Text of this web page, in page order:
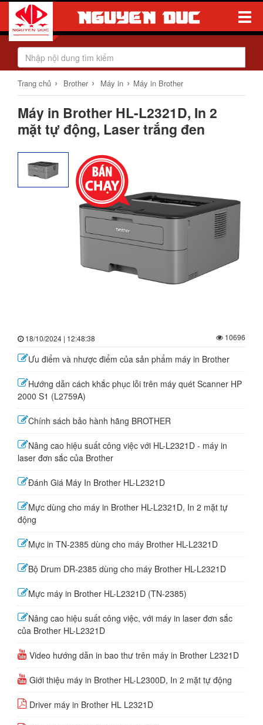
Toggle
Trang chủ › Brother › Máy in › Máy in Brother
Máy in Brother HL-L2321D, In 2
mặt tự động, Laser trắng đen
18/10/2024 | 12:48:38 10696
Ưu điểm và nhược điểm của sản phẩm máy in Brother
Hướng dẫn cách khắc phục lỗi trên máy quét Scanner HP
2000 S1 (L2759A)
Chính sách bảo hành hãng BROTHER
Nâng cao hiệu suất công việc với HL-L2321D - máy in
laser đơn sắc của Brother
Đánh Giá Máy In Brother HL-L2321D
Mực dùng cho máy in Brother HL-L2321D, In 2 mặt tự
động
Mực in TN-2385 dùng cho máy Brother HL-L2321D
Bộ Drum DR-2385 dùng cho máy Brother HL-L2321D
Mực máy in Brother HL-L2321D (TN-2385)
Nâng cao hiệu suất công việc, với máy in laser đơn sắc
của Brother HL-L2321D
Video hướng dẫn in bao thư trên máy in Brother L2321D
Giới thiệu máy in Brother HL-L2300D, In 2 mặt tự động
Driver máy in Brother HL L2321D